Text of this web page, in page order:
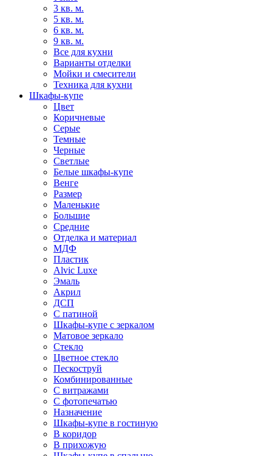
3 кв. м.
5 кв. м.
6 кв. м.
9 кв. м.
Все для кухни
Варианты отделки
Мойки и смесители
Техника для кухни
Шкафы-купе
Цвет
Коричневые
Серые
Темные
Черные
Светлые
Белые шкафы-купе
Венге
Размер
Маленькие
Большие
Средние
Отделка и материал
МДФ
Пластик
Alvic Luxe
Эмаль
Акрил
ДСП
С патиной
Шкафы-купе с зеркалом
Матовое зеркало
Стекло
Цветное стекло
Пескоструй
Комбинированные
С витражами
С фотопечатью
Назначение
Шкафы-купе в гостиную
В коридор
В прихожую